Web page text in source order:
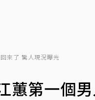
來了 驚人現況曝光
蕙第一個